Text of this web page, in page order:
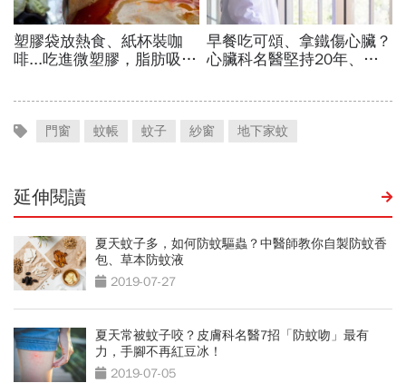
門窗 蚊帳 蚊子 紗窗 地下家蚊
延伸閱讀
夏天蚊子多，如何防蚊驅蟲？中醫師教你自製防蚊香
包、草本防蚊液
2019-07-27
夏天常被蚊子咬？皮膚科名醫7招「防蚊吻」最有
力，手腳不再紅豆冰！
2019-07-05